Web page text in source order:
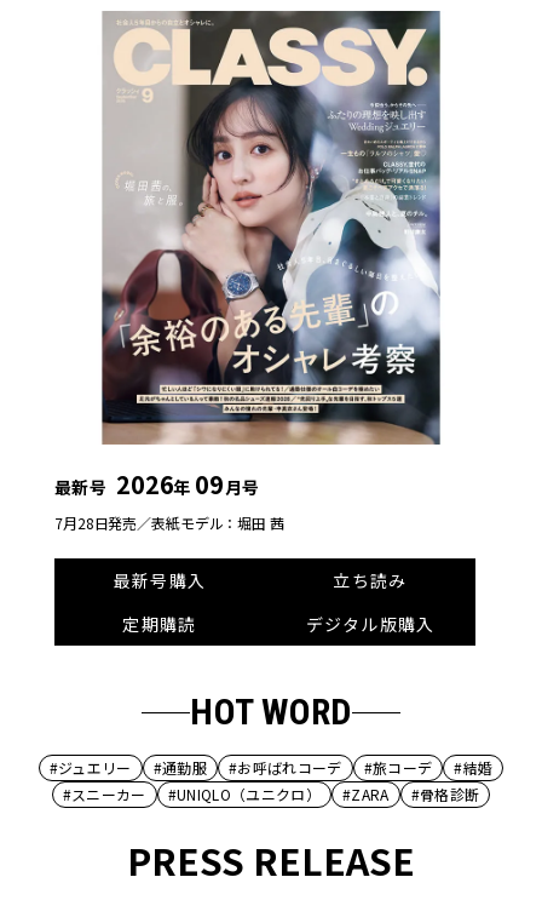
最新号 2026年 09月号
7月28日発売／表紙モデル：堀田 茜
最新号購入
立ち読み
定期購読
デジタル版購入
HOT WORD
#ジュエリー #通勤服 #お呼ばれコーデ #旅コーデ
#結婚
#スニーカー
#UNIQLO（ユニクロ） #ZARA #骨格診断
PRESS RELEASE